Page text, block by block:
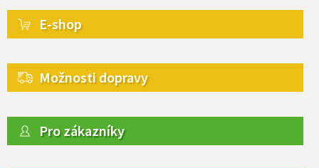
E-shop
Možnosti dopravy
Pro zákazníky